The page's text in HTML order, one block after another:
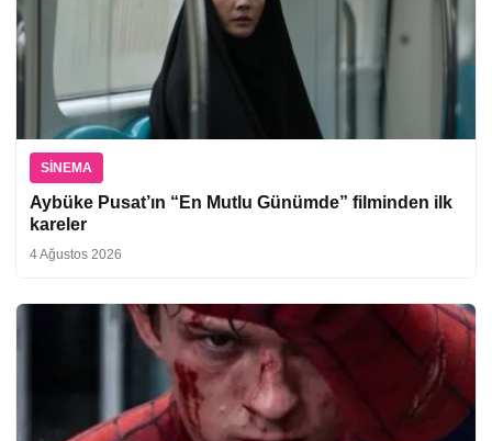
SINEMA
Aybüke Pusat’ın “En Mutlu Günümde” filminden ilk
kareler
4 Ağustos 2026